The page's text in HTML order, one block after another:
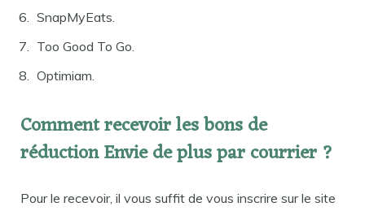
SnapMyEats.
Too Good To Go.
Optimiam.
Comment recevoir les bons de
réduction Envie de plus par courrier ?
Pour le recevoir, il vous suffit de vous inscrire sur le site